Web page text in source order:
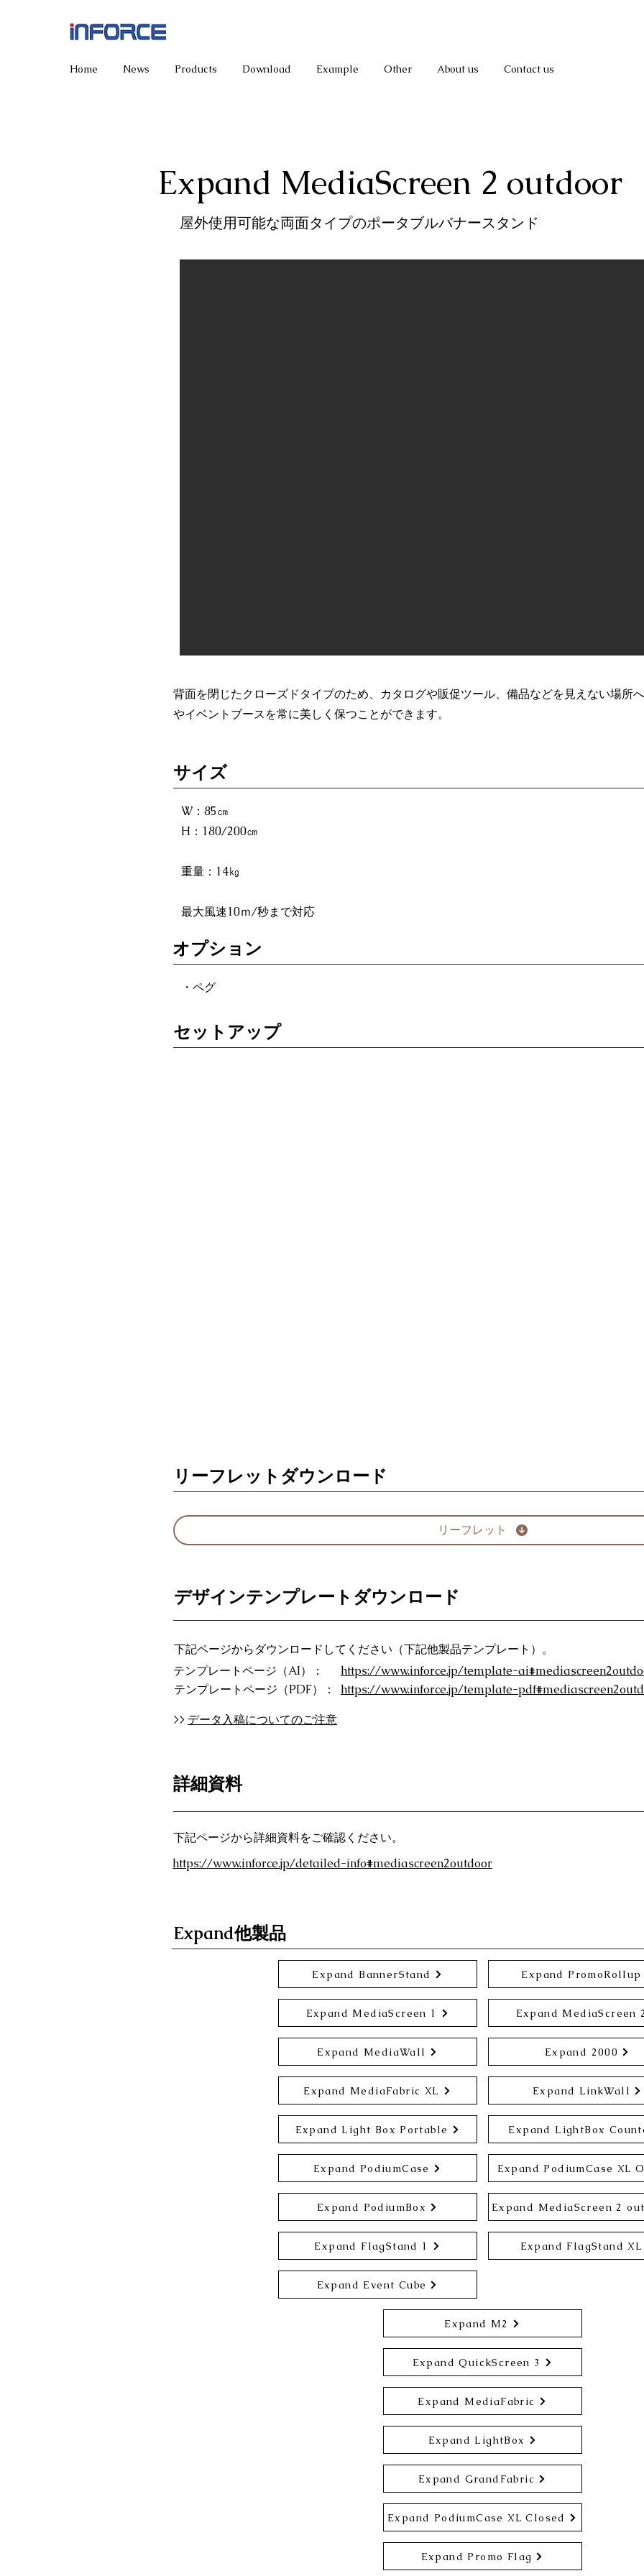
Home News Products Download Example Other About us Contact us
Expand MediaScreen 2 outdoor
屋外使用可能な両面タイプのポータブルバナースタンド
背面を閉じたクローズドタイプのため、カタログや販促ツール、備品などを見えない場所
やイベントブースを常に美しく保つことができます。
​サイズ
W：85㎝
H：180/200㎝
重量：14㎏
最大風速10ｍ/秒まで対応
オプション
・ペグ
セットアップ
リーフレットダウンロード
リーフレット
デザインテンプレートダウンロード
下記ページからダウンロードしてください（下記他製品テンプレート）。
テンプレートページ（AI）：
テンプレートページ（PDF）：
https://www.inforce.jp/template-
https://www.inforce.jp/template-
>> データ入稿についてのご注意
詳細資料
下記ページから詳細資料をご確認ください。
https://www.inforce.jp/detailed-info#mediascreen2outdoor
Expand他製品
Expand BannerStand
Expand MediaScreen 1
Expand MediaWall
Expand MediaFabric XL
Expand Light Box Portable
Expand PodiumCase
Expand PodiumBox
Expand FlagStand 1
Expand Event Cube
Expand PromoRollup
Expand MediaScreen 2
Expand 2000
Expand LinkWall
Expand LightBox
Expand PodiumCase XL
Expand MediaScreen 2
Expand FlagStand XL
Expand M2
Expand QuickScreen 3
Expand MediaFabric
Expand LightBox
Expand GrandFabric
Expand PodiumCase XL Closed
Expand Promo Flag